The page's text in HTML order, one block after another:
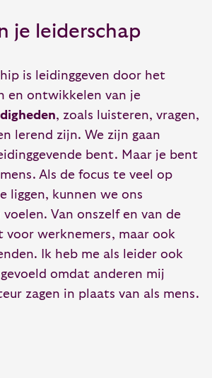
je leiderschap
is leidinggeven door het
en ontwikkelen van je
, zoals luisteren, vragen,
lerend zijn. We zijn gaan
bent. Maar je bent
Als de focus te veel op
liggen, kunnen we ons
voelen. Van onszelf en van de
voor werknemers, maar ook
Ik heb me als leider ook
gevoeld omdat anderen mij
zagen in plaats van als mens.